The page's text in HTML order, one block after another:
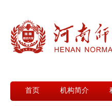
首页 机构简介